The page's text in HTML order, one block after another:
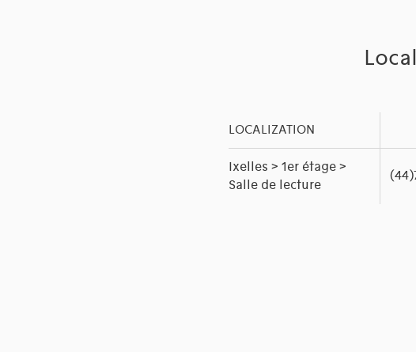
LOCALIZATION
Ixelles > 1er étage >
Salle de lecture